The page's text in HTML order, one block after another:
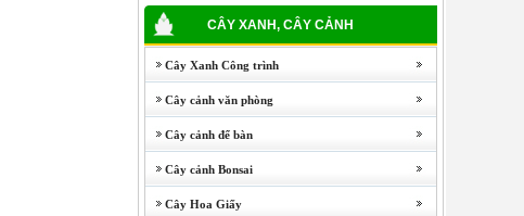
CÂY XANH, CÂY CẢNH
Cây Xanh Công trình
Cây cảnh văn phòng
Cây cảnh để bàn
Cây cảnh Bonsai
Cây Hoa Giấy